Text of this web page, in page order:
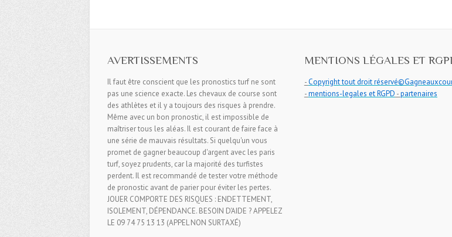
AVERTISSEMENTS
Il faut être conscient que les pronostics turf ne sont
pas une science exacte. Les chevaux de course sont
des athlètes et il y a toujours des risques à prendre.
Même avec un bon pronostic, il est impossible de
maîtriser tous les aléas. Il est courant de faire face à
une série de mauvais résultats. Si quelqu'un vous
promet de gagner beaucoup d'argent avec les paris
turf, soyez prudents, car la majorité des turfistes
perdent. Il est recommandé de tester votre méthode
de pronostic avant de parier pour éviter les pertes.
JOUER COMPORTE DES RISQUES : ENDETTEMENT,
ISOLEMENT, DÉPENDANCE. BESOIN D'AIDE ? APPELEZ
LE 09 74 75 13 13 (APPEL NON SURTAXÉ)
MENTIONS LÉGALES ET
-Copyright tout droit
-mentions-legales et RGPD -partenaires